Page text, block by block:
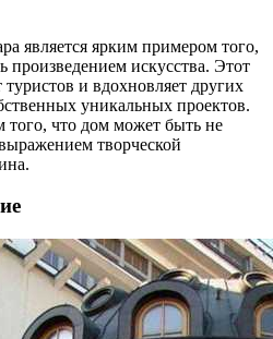
является ярким примером того,
произведением искусства. Этот
и вдохновляет других
уникальных проектов.
того, что дом может быть не
творческой